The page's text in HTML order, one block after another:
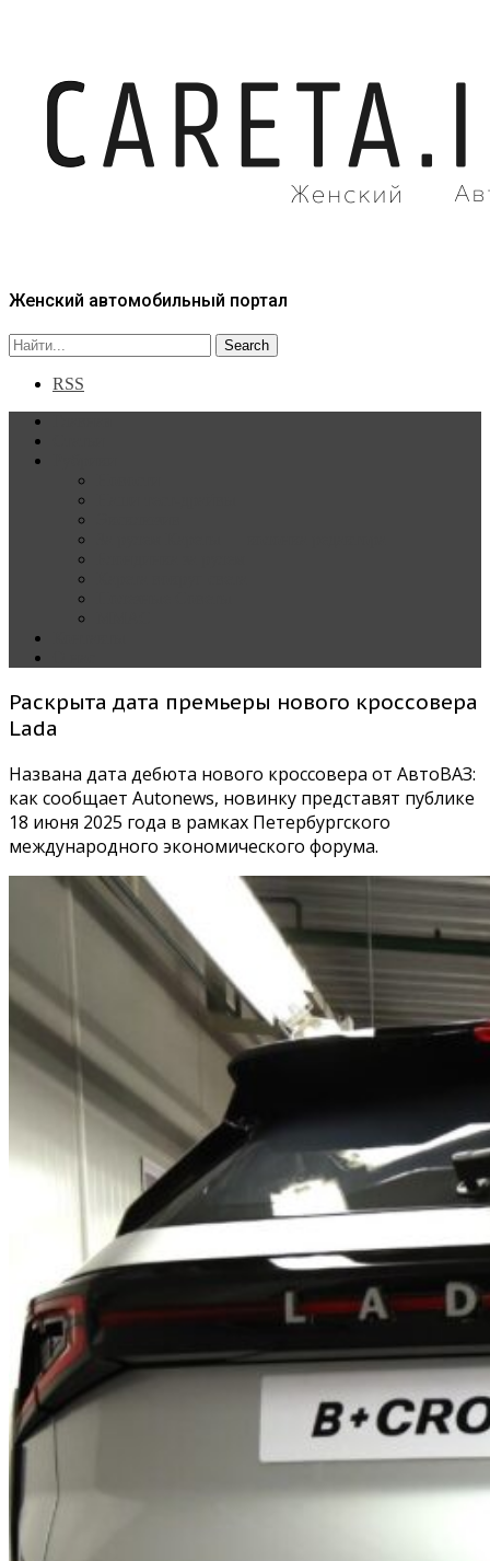
Женский автомобильный портал
RSS
Раскрыта дата премьеры нового кроссовера
Lada
Названа дата дебюта нового кроссовера от АвтоВАЗ:
как сообщает Autonews, новинку представят публике
18 июня 2025 года в рамках Петербургского
международного экономического форума.